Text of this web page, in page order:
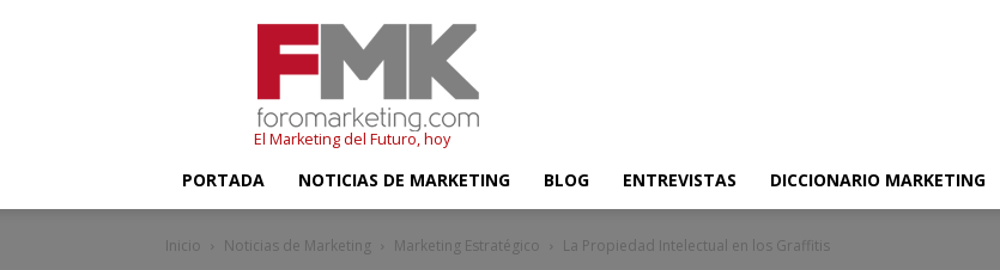
El Marketing del Futuro, hoy
PORTADA NOTICIAS DE MARKETING BLOG ENTREVISTAS DICCIONARIO MARKETING
Inicio Noticias de Marketing Marketing Estratégico La Propiedad Intelectual en los Graffitis